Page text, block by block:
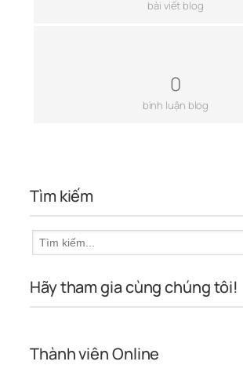
bài viết blog
0
bình luận blog
Tìm kiếm
Hãy tham gia cùng chúng tôi!
Thành viên Online